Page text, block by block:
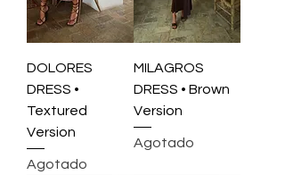
DOLORES
DRESS •
Textured
Version
Agotado
MILAGROS
DRESS • Brown
Version
Agotado